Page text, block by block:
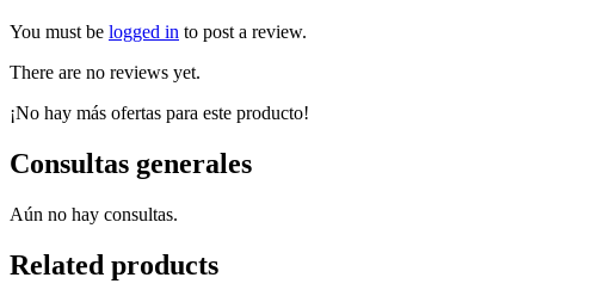
You must be logged in to post a review.
There are no reviews yet.
¡No hay más ofertas para este producto!
Consultas generales
Aún no hay consultas.
Related products